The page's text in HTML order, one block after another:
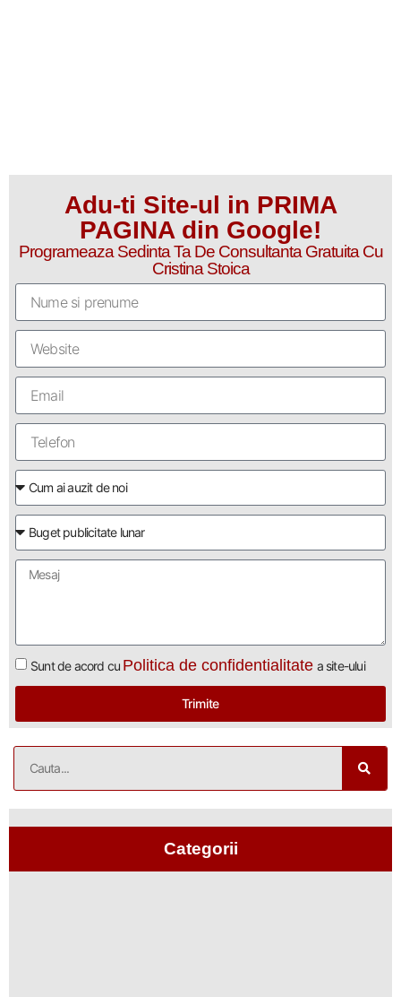
Adu-ti Site-ul in PRIMA
PAGINA din Google!
Programeaza Sedinta Ta De Consultanta Gratuita Cu
Cristina Stoica
Sunt de acord cu Politica de confidentialitate a site-ului
Trimite
Categorii